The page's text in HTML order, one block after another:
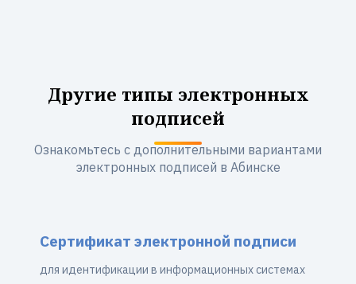
Другие типы электронных
подписей
Ознакомьтесь с дополнительными вариантами
электронных подписей в Абинске
Сертификат электронной подписи
для идентификации в информационных системах